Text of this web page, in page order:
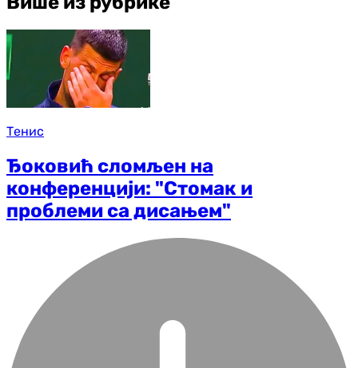
Тенис
Ђоковић сломљен на
конференцији: "Стомак и
проблеми са дисањем"